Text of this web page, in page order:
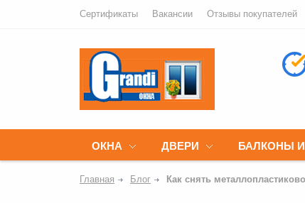
Сертификаты Вакансии Отзывы покупателей
ОКНА ДВЕРИ БАЛКОНЫ
Главная Блог Как снять